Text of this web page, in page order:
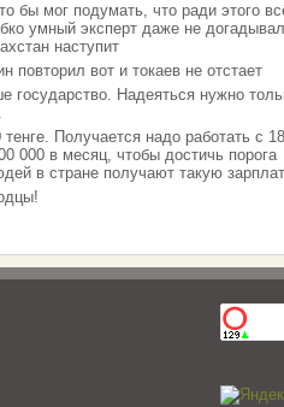
бы мог подумать, что ради этого
умный эксперт даже не
наступит
повторил вот и токаев не отстает
государство. Надеяться нужно
Получается надо работать с
000 в месяц, чтобы достичь порога
в стране получают такую